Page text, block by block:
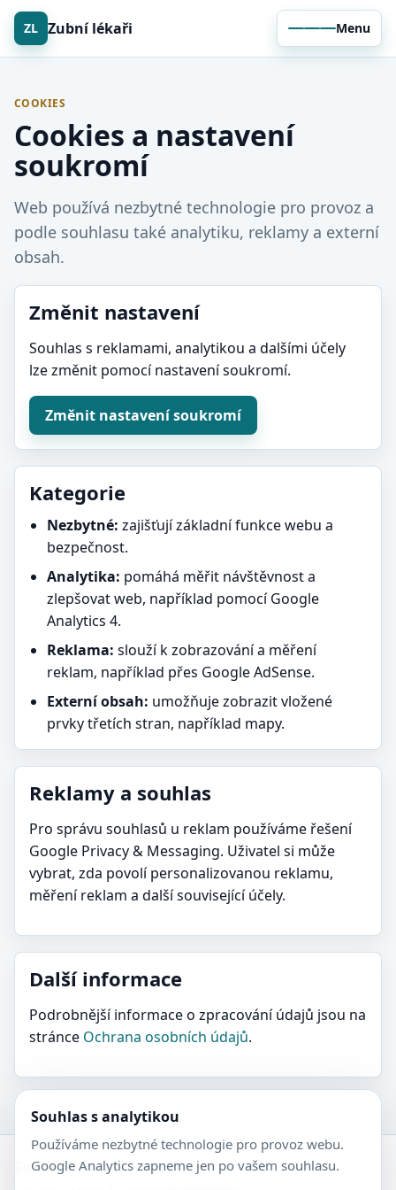
ZL Zubní lékaři Menu
COOKIES
Cookies a nastavení
soukromí
Web používá nezbytné technologie pro provoz a
podle souhlasu také analytiku, reklamy a externí
obsah.
Změnit nastavení
Souhlas s reklamami, analytikou a dalšími účely
lze změnit pomocí nastavení soukromí.
Změnit nastavení soukromí
Kategorie
Nezbytné: zajišťují základní funkce webu a
bezpečnost.
Analytika: pomáhá měřit návštěvnost a
zlepšovat web, například pomocí Google
Analytics 4.
Reklama: slouží k zobrazování a měření
reklam, například přes Google AdSense.
Externí obsah: umožňuje zobrazit vložené
prvky třetích stran, například mapy.
Reklamy a souhlas
Pro správu souhlasů u reklam používáme řešení
Google Privacy & Messaging. Uživatel si může
vybrat, zda povolí personalizovanou reklamu,
měření reklam a další související účely.
Další informace
Podrobnější informace o zpracování údajů jsou na
stránce Ochrana osobních údajů.
Zubní-lékaři.cz
Souhlas s analytikou
Používáme nezbytné technologie pro provoz webu.
Google Analytics zapneme jen po vašem souhlasu.